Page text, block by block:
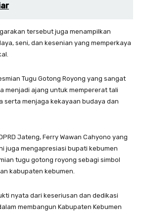
tersebut juga menampilkan
seni, dan kesenian yang memperkaya
Tugu Gotong Royong yang sangat
menjadi ajang untuk mempererat tali
serta menjaga kekayaan budaya dan
Jateng, Ferry Wawan Cahyono yang
juga mengapresiasi bupati kebumen
tugu gotong royong sebagi simbol
kabupaten kebumen.
nyata dari keseriusan dan dedikasi
membangun Kabupaten Kebumen